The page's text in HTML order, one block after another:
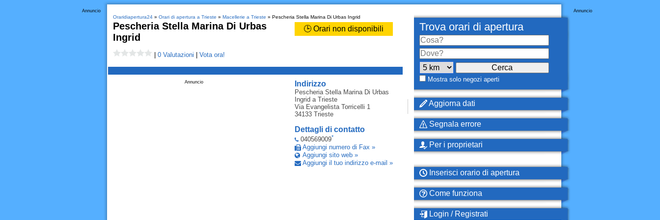
Annuncio
Oraridiapertura24» Orari di apertura a Trieste » Macellerie a Trieste » Pescheria Stella Marina Di Urbas Ingrid
Pescheria Stella Marina Di Urbas
Ingrid
🕒 Orari non disponibili
0 Valutazioni Vota ora!
Indirizzo
Pescheria Stella Marina Di Urbas
Ingrid a Trieste
Via Evangelista Torricelli 1
34133 Trieste
Dettagli di contatto
040569009*
Aggiungi numero di Fax »
Aggiungi sito web »
Aggiungi il tuo indirizzo e-mail »
Annuncio
Annuncio
Trova orari di apertura
Mostra solo negozi aperti
Aggiorna dati
Segnala errore
Per i proprietari
Inserisci orario di apertura
Come funziona
Login / Registrati